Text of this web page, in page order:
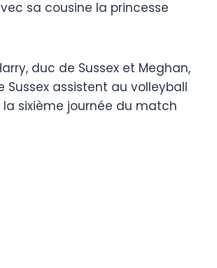
sa cousine la princesse